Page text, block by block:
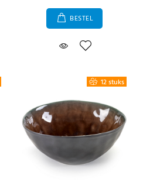
BESTEL
12 stuks